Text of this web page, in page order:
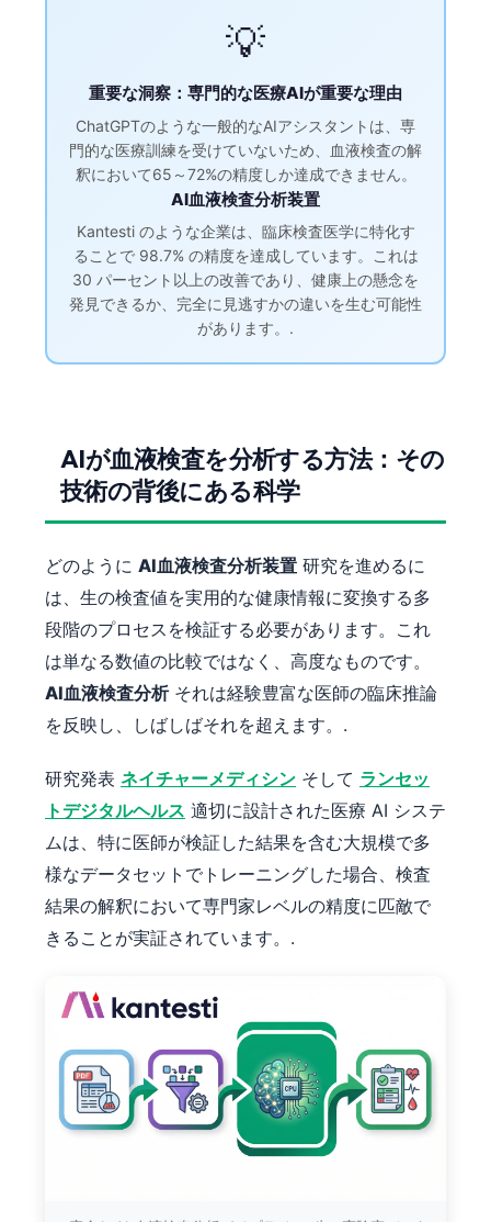
💡
重要な洞察：専門的な医療AIが重要な理由
ChatGPTのような一般的なAIアシスタントは、専
門的な医療訓練を受けていないため、血液検査の解
釈において65～72%の精度しか達成できません。
AI血液検査分析装置
Kantesti のような企業は、臨床検査医学に特化す
ることで 98.7% の精度を達成しています。これは
30 パーセント以上の改善であり、健康上の懸念を
発見できるか、完全に見逃すかの違いを生む可能性
があります。.
AIが血液検査を分析する方法：その
技術の背後にある科学
どのように AI血液検査分析装置 研究を進めるに
は、生の検査値を実用的な健康情報に変換する多
段階のプロセスを検証する必要があります。これ
は単なる数値の比較ではなく、高度なものです。
AI血液検査分析それは経験豊富な医師の臨床推論
を反映し、しばしばそれを超えます。.
研究発表 ネイチャーメディシン そして ランセッ
トデジタルヘルス 適切に設計された医療 AI システ
ムは、特に医師が検証した結果を含む大規模で多
様なデータセットでトレーニングした場合、検査
結果の解釈において専門家レベルの精度に匹敵で
きることが実証されています。.